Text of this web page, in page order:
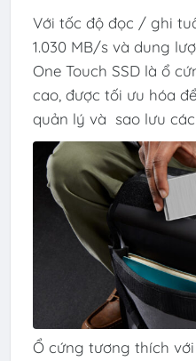
Với tốc độ đọc / ghi
1.030 MB/s và dung
One Touch SSD là ổ
cao, được tối ưu hóa
quản lý và sao lưu
Ổ cứng tương thích